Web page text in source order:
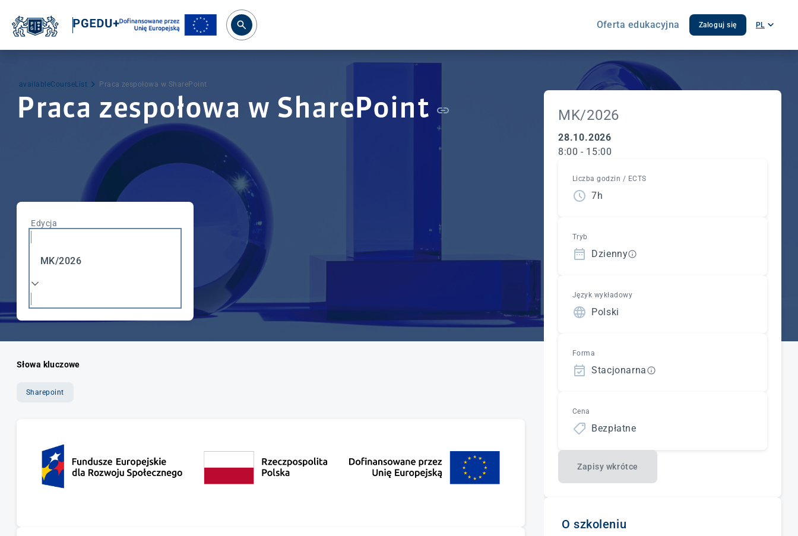
Oferta edukacyjna Zaloguj się PL
availableCourseList Praca zespołowa w SharePoint
Praca zespołowa w SharePoint
Edycja
MK/2026
Słowa kluczowe
Sharepoint
MK/2026
28.10.2026
8:00 - 15:00
Liczba godzin / ECTS
7h
Tryb
Dzienny
Język wykładowy
Polski
Forma
Stacjonarna
Cena
Bezpłatne
Zapisy wkrótce
O szkoleniu